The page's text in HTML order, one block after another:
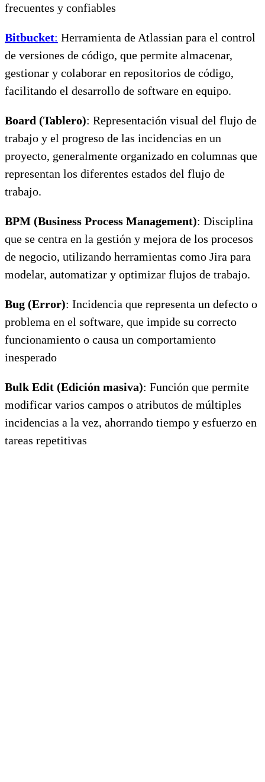
frecuentes y confiables
Bitbucket: Herramienta de Atlassian para el control
de versiones de código, que permite almacenar,
gestionar y colaborar en repositorios de código,
facilitando el desarrollo de software en equipo.
Board (Tablero): Representación visual del flujo de
trabajo y el progreso de las incidencias en un
proyecto, generalmente organizado en columnas que
representan los diferentes estados del flujo de
trabajo.
BPM (Business Process Management): Disciplina
que se centra en la gestión y mejora de los procesos
de negocio, utilizando herramientas como Jira para
modelar, automatizar y optimizar flujos de trabajo.
Bug (Error): Incidencia que representa un defecto o
problema en el software, que impide su correcto
funcionamiento o causa un comportamiento
inesperado
Bulk Edit (Edición masiva): Función que permite
modificar varios campos o atributos de múltiples
incidencias a la vez, ahorrando tiempo y esfuerzo en
tareas repetitivas